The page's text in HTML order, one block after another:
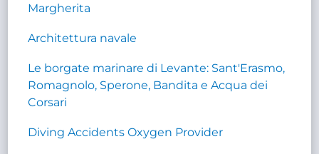
Margherita
Architettura navale
Le borgate marinare di Levante: Sant'Erasmo,
Romagnolo, Sperone, Bandita e Acqua dei
Corsari
Diving Accidents Oxygen Provider